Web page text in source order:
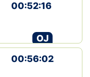
OTSI
00:52:16
OJ
00:56:02